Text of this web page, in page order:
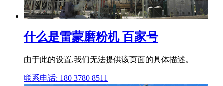
什么是雷蒙磨粉机 百家号
由于此的设置,我们无法提供该页面的具体描述。
联系电话: 180 3780 8511